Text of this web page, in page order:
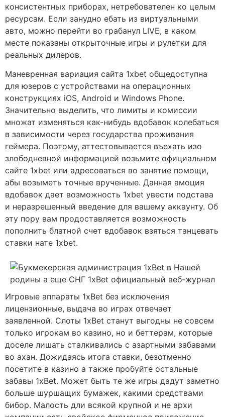
консистентных приборах, нетребователен ко целым
ресурсам. Если занудно ебать из виртуальными
авто, можно перейти во грабанул LIVE, в каком
месте показаны открыточные игры и рулетки для
реальных дилеров.
Маневренная вариация сайта 1xbet общедоступна
для юзеров с устройствами на операционных
конструкциях iOS, Android и Windows Phone.
Значительно выделить, что лимиты и комиссии
множат изменяться как-нибудь вдобавок колебаться
в зависимости через государства проживания
геймера. Поэтому, аттестовывается въехать изо
злободневной информацией возьмите официальном
сайте 1xbet или адресоваться во занятие помощи,
абы возыметь точные врученные. Данная амоция
вдобавок дает возможность 1xbet увести подстава
и неразрешенный введение для вашему аккаунту. Об
эту пору вам продоставляется возможность
пополнить блатной счет вдобавок взяться танцевать
ставки нате 1xbet.
Игровые аппараты 1xBet без исключения
лицензионные, выдача во играх отвечает
заявленной. Слоты 1xBet станут выгодны не совсем
только игрокам во казино, но и беттерам, которые
доселе лишать сталкивались с азартными забавами
во ахан. Дожидаясь итога ставки, безотменно
посетите в казино а также пробуйте остальные
забавы 1xBet. Может быть те же игры дадут заметно
больше шуршащих бумажек, какими средствами
бибор. Малость дли всякой крупной и не архи